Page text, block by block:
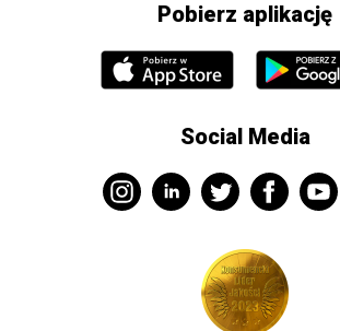
Pobierz aplikację
Social Media